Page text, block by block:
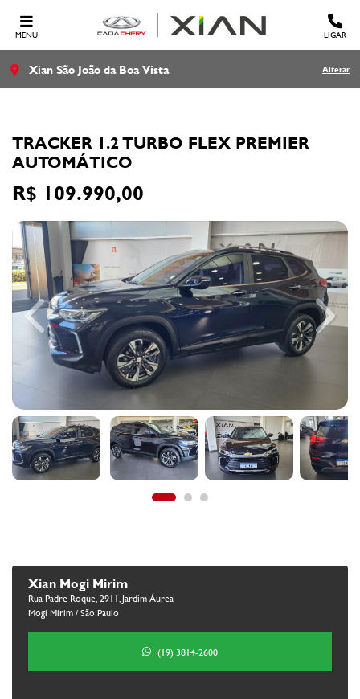
MENU LIGAR
Xian São João da Boa Vista Alterar
TRACKER 1.2 TURBO FLEX PREMIER
AUTOMÁTICO
R$ 109.990,00
Previous Next
Xian Mogi Mirim
Rua Padre Roque, 2911, Jardim Áurea
Mogi Mirim / São Paulo
(19) 3814-2600